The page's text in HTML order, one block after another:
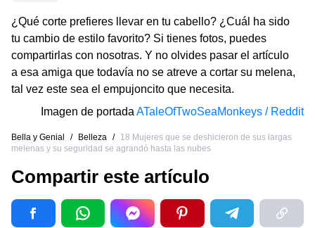
¿Qué corte prefieres llevar en tu cabello? ¿Cuál ha sido
tu cambio de estilo favorito? Si tienes fotos, puedes
compartirlas con nosotras. Y no olvides pasar el artículo
a esa amiga que todavía no se atreve a cortar su melena,
tal vez este sea el empujoncito que necesita.
Imagen de portada ATaleOfTwoSeaMonkeys / Reddit
Bella y Genial / Belleza /
18 Mujeres que se deshicieron de sus largas
melenas y su seguridad se agrandó hasta las nubes
Compartir este artículo